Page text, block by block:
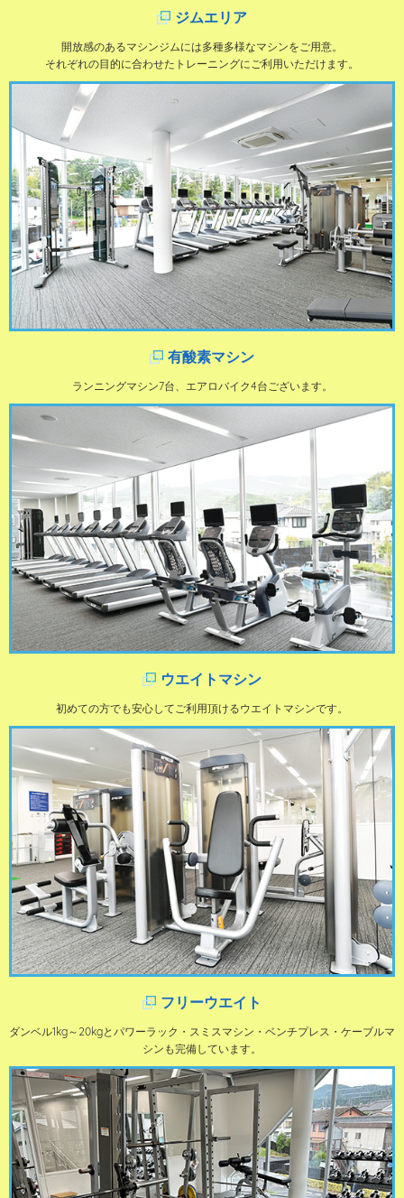
ジムエリア
開放感のあるマシンジムには多種多様なマシンをご用意。
それぞれの目的に合わせたトレーニングにご利用いただけます。
有酸素マシン
ランニングマシン7台、エアロバイク4台ございます。
ウエイトマシン
初めての方でも安心してご利用頂けるウエイトマシンです。
フリーウエイト
ダンベル1kg～20kgとパワーラック・スミスマシン・ベンチプレス・ケーブルマ
シンも完備しています。